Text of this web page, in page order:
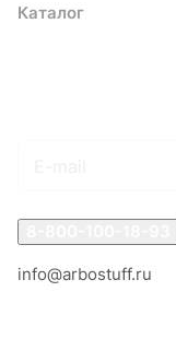
Каталог
info@arbostuff.ru